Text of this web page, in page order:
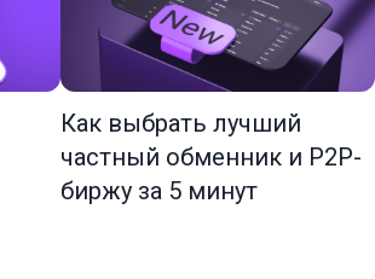
Как выбрать лучший
частный обменник и P2P-
биржу за 5 минут